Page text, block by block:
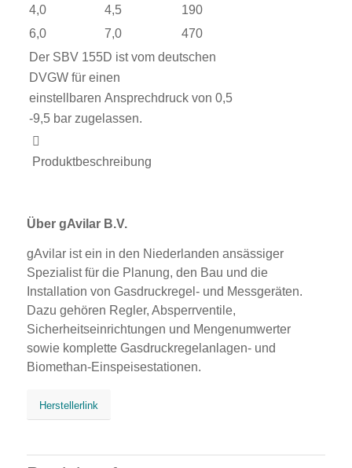
4,0
4,5
190
6,0
7,0
470
Der SBV 155D ist vom deutschen
DVGW für einen
einstellbaren Ansprechdruck von 0,5
-9,5 bar zugelassen.
Produktbeschreibung
Über gAvilar B.V.
gAvilar ist ein in den Niederlanden ansässiger
Spezialist für die Planung, den Bau und die
Installation von Gasdruckregel- und Messgeräten.
Dazu gehören Regler, Absperrventile,
Sicherheitseinrichtungen und Mengenumwerter
sowie komplette Gasdruckregelanlagen- und
Biomethan-Einspeisestationen.
Herstellerlink